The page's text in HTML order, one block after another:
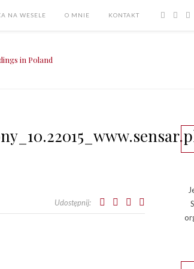
NA WESELE O MNIE KONTAKT
Udostępnij: